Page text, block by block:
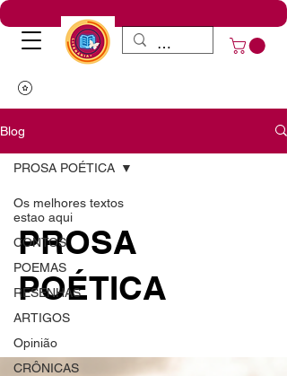
Blog
Os melhores textos
estao aqui
CONTOS
POEMAS
RESENHAS
ARTIGOS
Opinião
CRÔNICAS
PROSA POÉTICA
PROSA
POÉTICA